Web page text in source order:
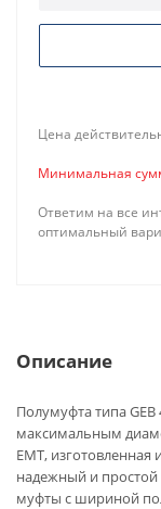
Цена
Минимальная
Ответим на все
оптимальный
Описание
Полумуфта типа GEB
максимальным
EMT, изготовленная
надежный и
муфты с шириной